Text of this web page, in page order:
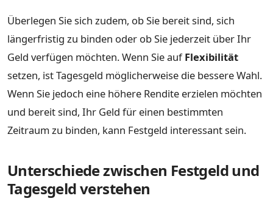
Überlegen Sie sich zudem, ob Sie bereit sind, sich
längerfristig zu binden oder ob Sie jederzeit über Ihr
Geld verfügen möchten. Wenn Sie aufFlexibilität
setzen, ist Tagesgeld möglicherweise die bessere Wahl.
Wenn Sie jedoch eine höhere Rendite erzielen möchten
und bereit sind, Ihr Geld für einen bestimmten
Zeitraum zu binden, kann Festgeld interessant sein.
Unterschiede zwischen Festgeld und
Tagesgeld verstehen